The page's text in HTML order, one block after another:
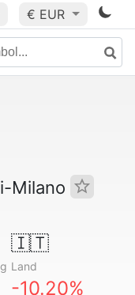
€ EUR
Milano
🇮🇹
Land
-10.20%